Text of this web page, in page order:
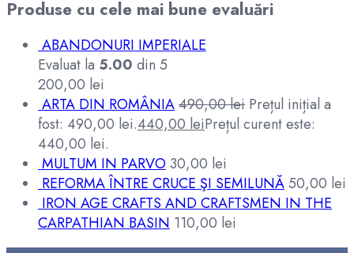
Produse cu cele mai bune evaluări
ABANDONURI IMPERIALE
Evaluat la 5.00 din 5
200,00 lei
ARTA DIN ROMÂNIA490,00lei Prețul inițial a
fost: 490,00 lei.440,00 leiPrețul curent este:
440,00 lei.
MULTUM IN PARVO30,00 lei
REFORMA ÎNTRE CRUCE ŞI SEMILUNĂ50,00 lei
IRON AGE CRAFTS AND CRAFTSMEN IN THE
CARPATHIAN BASIN 110,00 lei